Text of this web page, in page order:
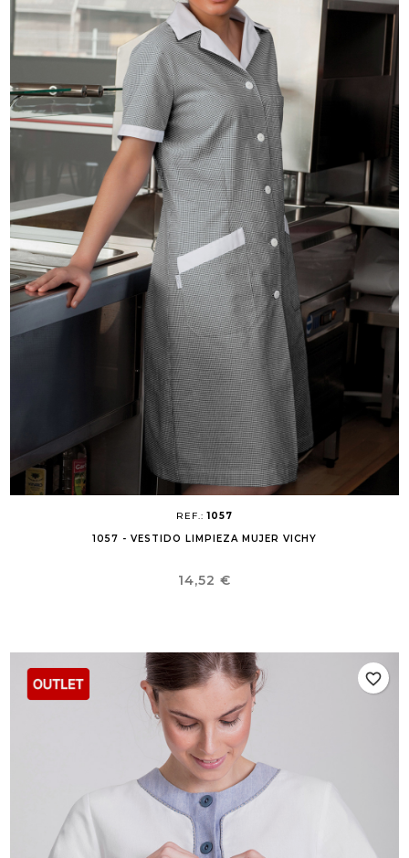
REF.:1057
1057 - VESTIDO LIMPIEZA MUJER VICHY
Precio
14,52 €
favorite_border